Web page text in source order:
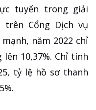
tuyến trong giải
Cổng Dịch vụ
năm 2022 chỉ
lên 10,37%. Chỉ tính
tỷ lệ hồ sơ thanh